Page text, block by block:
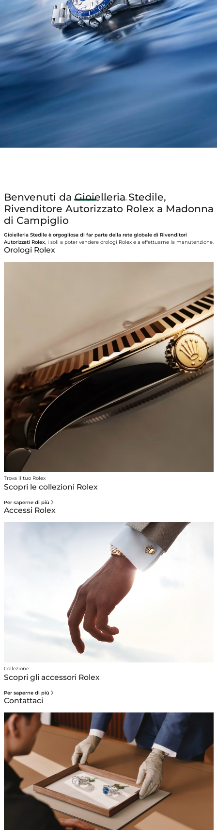
Benvenuti da Gioielleria Stedile,
Rivenditore Autorizzato Rolex a Madonna
di Campiglio
Gioielleria Stedile è orgogliosa di far parte della rete globale di Rivenditori
Autorizzati Rolex, i soli a poter vendere orologi Rolex e a effettuarne la manutenzione.
Orologi Rolex
Trova il tuo Rolex
Scopri le collezioni Rolex
Per saperne di più
Accessi Rolex
Collezione
Scopri gli accessori Rolex
Per saperne di più
Contattaci